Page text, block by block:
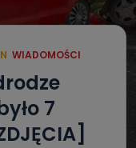
WIADOMOŚCI
7